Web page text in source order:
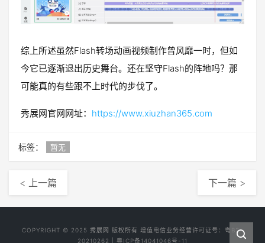
综上所述虽然Flash转场动画视频制作曾风靡一时，但如
今它已逐渐退出历史舞台。还在坚守Flash的阵地吗？那
可能真的有些跟不上时代的步伐了。
秀展网官网网址： https://www.xiuzhan365.com
标签： 暂无
< 上一篇 下一篇 >
COPYRIGHT © 2025 秀展网 版权所有 增值电信业务经营许可证号： 粤B2-
20210262
粤ICP备14041046号-11